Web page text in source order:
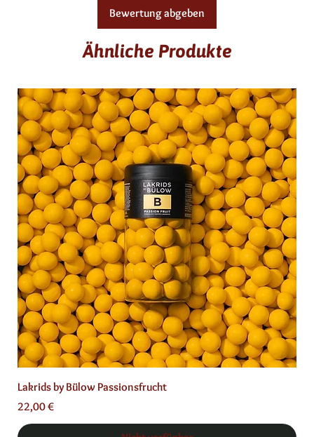
Bewertung abgeben
Ähnliche Produkte
Lakrids by Bülow Passionsfrucht
Preis
22,00 €